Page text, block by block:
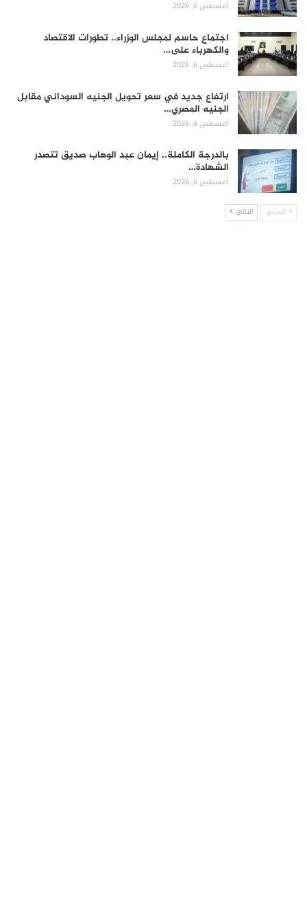
أغسطس 6, 2026
اجتماع حاسم لمجلس الوزراء.. تطورات الاقتصاد
والكهرباء على…
أغسطس 6, 2026
ارتفاع جديد في سعر تحويل الجنيه السوداني مقابل
الجنيه المصري…
أغسطس 6, 2026
بالدرجة الكاملة.. إيمان عبد الوهاب صديق تتصدر
الشهادة…
أغسطس 6, 2026
السابق التالي